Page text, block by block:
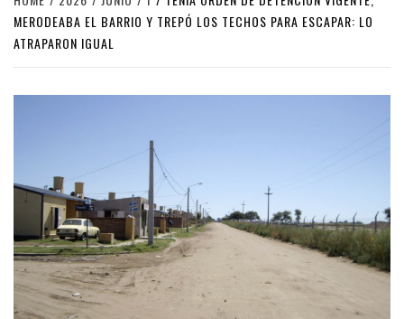
MERODEABA EL BARRIO Y TREPÓ LOS TECHOS PARA ESCAPAR: LO
ATRAPARON IGUAL